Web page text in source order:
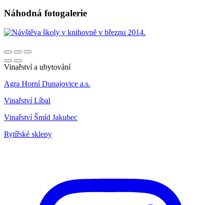
Náhodná fotogalerie
Vinařství a ubytování
Agra Horní Dunajovice a.s.
Vinařství Líbal
Vinařství Šmíd Jakubec
Rytířské sklepy